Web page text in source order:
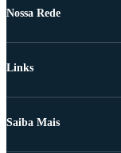
Nossa Rede
Links
Saiba Mais